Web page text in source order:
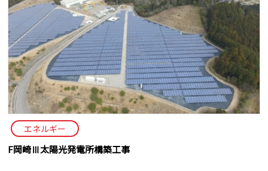
エネルギー
F岡崎Ⅲ太陽光発電所構築工事